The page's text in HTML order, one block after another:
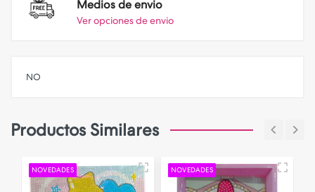
Medios de envio
Ver opciones de envio
NO
Productos Similares
NOVEDADES NOVEDADES